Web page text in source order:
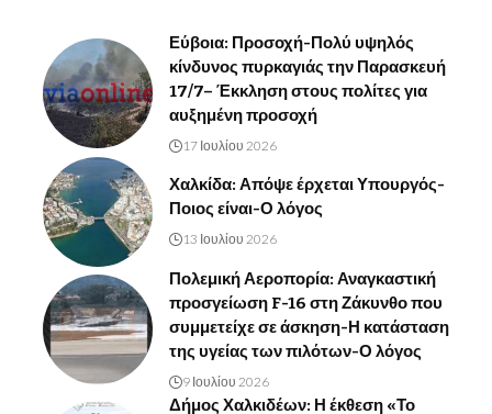
Εύβοια: Προσοχή-Πολύ υψηλός
κίνδυνος πυρκαγιάς την Παρασκευή
17/7– Έκκληση στους πολίτες για
αυξημένη προσοχή
17 Ιουλίου 2026
Χαλκίδα: Απόψε έρχεται Υπουργός-
Ποιος είναι-Ο λόγος
13 Ιουλίου 2026
Πολεμική Αεροπορία: Αναγκαστική
προσγείωση F-16 στη Ζάκυνθο που
συμμετείχε σε άσκηση-Η κατάσταση
της υγείας των πιλότων-Ο λόγος
9 Ιουλίου 2026
Δήμος Χαλκιδέων: Η έκθεση «Το